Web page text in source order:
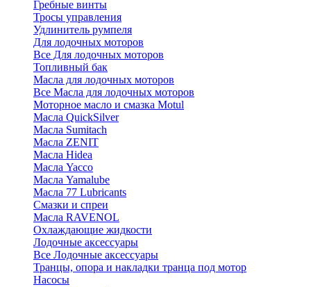
Гребные винты
Тросы управления
Удлинитель румпеля
Для лодочных моторов
Все Для лодочных моторов
Топливный бак
Масла для лодочных моторов
Все Масла для лодочных моторов
Моторное масло и смазка Motul
Масла QuickSilver
Масла Sumitach
Масла ZENIT
Масла Hidea
Масла Yacco
Масла Yamalube
Масла 77 Lubricants
Смазки и спреи
Масла RAVENOL
Охлаждающие жидкости
Лодочные аксессуары
Все Лодочные аксессуары
Транцы, опора и накладки транца под мотор
Насосы